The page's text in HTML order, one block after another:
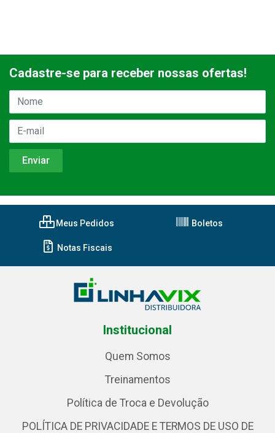
Cadastre-se para receber nossas ofertas!
Meus Pedidos Boletos
Notas Fiscais
Institucional
Quem Somos
Treinamentos
Política de Troca e Devolução
POLÍTICA DE PRIVACIDADE E TERMOS DE USO DE